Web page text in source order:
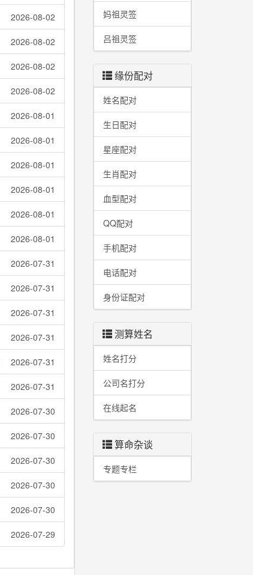
2026-08-02
2026-08-02
2026-08-02
2026-08-02
2026-08-01
2026-08-01
2026-08-01
2026-08-01
2026-08-01
2026-08-01
2026-07-31
2026-07-31
2026-07-31
2026-07-31
2026-07-31
2026-07-31
2026-07-30
2026-07-30
2026-07-30
2026-07-30
2026-07-30
2026-07-29
妈祖灵签
吕祖灵签
缘份配对
姓名配对
生日配对
星座配对
生肖配对
血型配对
QQ配对
手机配对
电话配对
身份证配对
测算姓名
姓名打分
公司名打分
在线起名
算命杂谈
专题专栏